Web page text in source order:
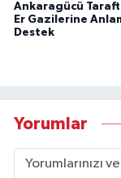
Ankaragücü
Er Gazilerine
Destek
Yorumlar